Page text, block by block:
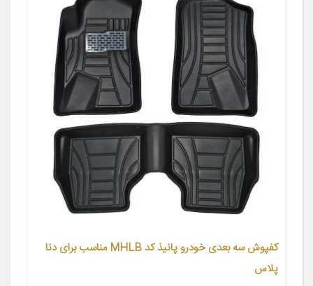
کفپوش سه بعدی خودرو پانیذ کد MHLB مناسب برای دنا
پلاس